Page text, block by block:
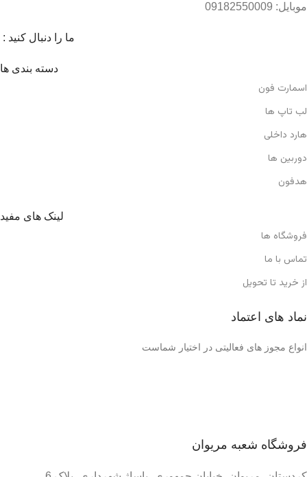
موبایل: 09182550009
ما را دنبال کنید :
دسته بندی ها
اسمارت فون
لب تاپ ها
هارد داخلی
دوربین ها
هدفون
لینک های مفید
فروشگاه ها
تماس با ما
از خرید تا تحویل
نماد های اعتماد
انواع مجوز های فعالیتی در اختیار شماست
فروشگاه شعبه مریوان